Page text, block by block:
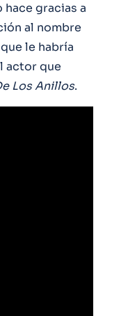
gracias a
al nombre
le habría
actor que
Los Anillos.